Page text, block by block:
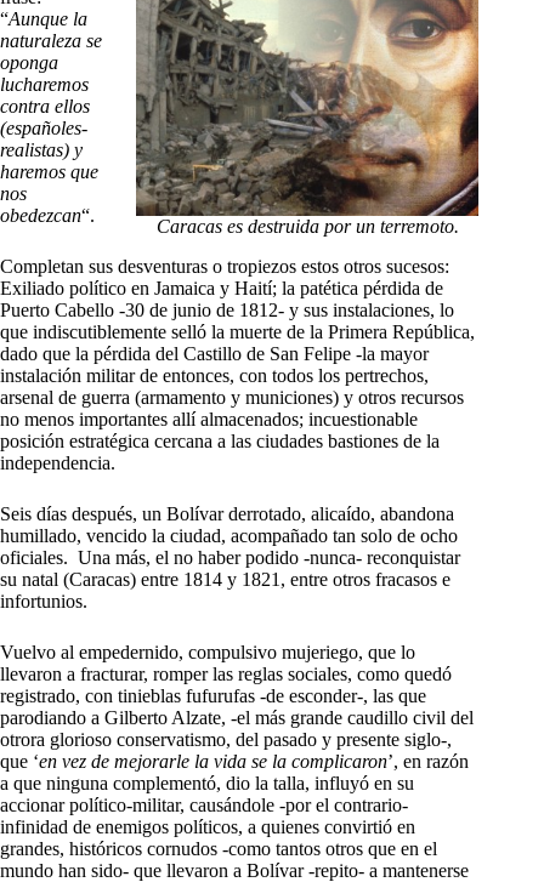
Caracas es destruida por un terremoto.
“Aunque la
naturaleza se
oponga
lucharemos
contra ellos
(españoles-
realistas) y
haremos que
nos
obedezcan“.
Completan sus desventuras o tropiezos estos otros sucesos:
Exiliado político en Jamaica y Haití; la patética pérdida de
Puerto Cabello -30 de junio de 1812- y sus instalaciones, lo
que indiscutiblemente selló la muerte de la Primera República,
dado que la pérdida del Castillo de San Felipe -la mayor
instalación militar de entonces, con todos los pertrechos,
arsenal de guerra (armamento y municiones) y otros recursos
no menos importantes allí almacenados; incuestionable
posición estratégica cercana a las ciudades bastiones de la
independencia.
Seis días después, un Bolívar derrotado, alicaído, abandona
humillado, vencido la ciudad, acompañado tan solo de ocho
oficiales. Una más, el no haber podido -nunca- reconquistar
su natal (Caracas) entre 1814 y 1821, entre otros fracasos e
infortunios.
Vuelvo al empedernido, compulsivo mujeriego, que lo
llevaron a fracturar, romper las reglas sociales, como quedó
registrado, con tinieblas fufurufas -de esconder-, las que
parodiando a Gilberto Alzate, -el más grande caudillo civil del
otrora glorioso conservatismo, del pasado y presente siglo-,
que ‘en vez de mejorarle la vida se la complicaron’, en razón
a que ninguna complementó, dio la talla, influyó en su
accionar político-militar, causándole -por el contrario-
infinidad de enemigos políticos, a quienes convirtió en
grandes, históricos cornudos -como tantos otros que en el
mundo han sido- que llevaron a Bolívar -repito- a mantenerse